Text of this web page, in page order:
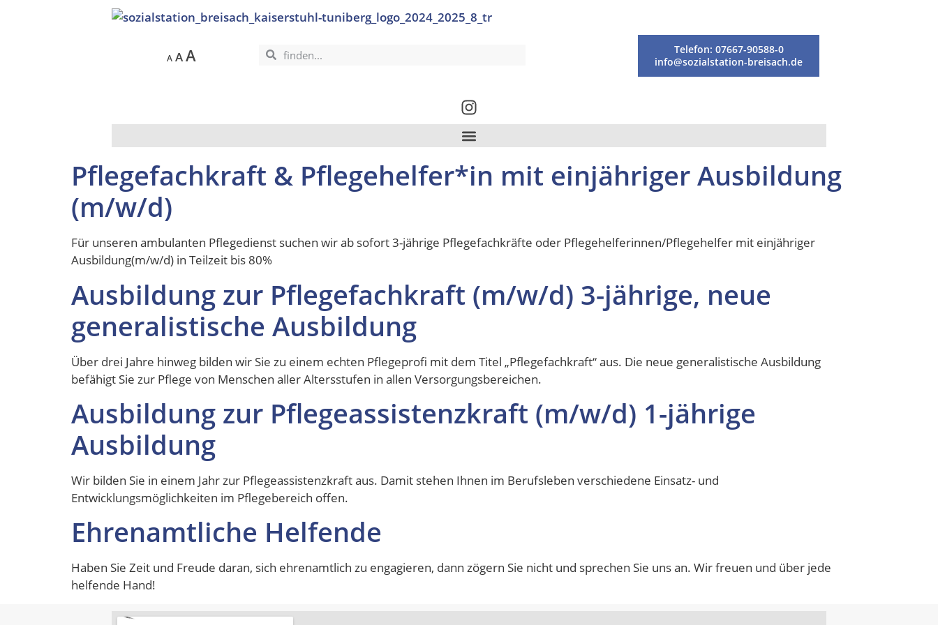
A AA
Telefon: 07667-90588-0
info@sozialstation-breisach.de
Pflegefachkraft & Pflegehelfer*in mit einjähriger Ausbildung
(m/w/d)
Für unseren ambulanten Pflegedienst suchen wir ab sofort 3-jährige Pflegefachkräfte oder Pflegehelferinnen/Pflegehelfer mit einjähriger
Ausbildung(m/w/d) in Teilzeit bis 80%
Ausbildung zur Pflegefachkraft (m/w/d) 3-jährige, neue
generalistische Ausbildung
Über drei Jahre hinweg bilden wir Sie zu einem echten Pflegeprofi mit dem Titel „Pflegefachkraft“ aus. Die neue generalistische Ausbildung
befähigt Sie zur Pflege von Menschen aller Altersstufen in allen Versorgungsbereichen.
Ausbildung zur Pflegeassistenzkraft (m/w/d) 1-jährige
Ausbildung
Wir bilden Sie in einem Jahr zur Pflegeassistenzkraft aus. Damit stehen Ihnen im Berufsleben verschiedene Einsatz- und
Entwicklungsmöglichkeiten im Pflegebereich offen.
Ehrenamtliche Helfende
Haben Sie Zeit und Freude daran, sich ehrenamtlich zu engagieren, dann zögern Sie nicht und sprechen Sie uns an. Wir freuen und über jede
helfende Hand!